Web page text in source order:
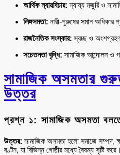
আর্থিক ন্যায়বিচার: ন্যায্য মজুরি ও
লিঙ্গসমতা: নারী-পুরুষের সমান অধিকার
রাজনৈতিক সংস্কার: স্বচ্ছ ও
সচেতনতা বৃদ্ধি: সামাজিক আন্দোলন ও
সামাজিক অসমতার
উত্তর
প্রশ্ন ১: সামাজিক অসমতা
উত্তর: সামাজিক অসমতা হলো সমাজে সম্পদ,
বণ্টন, যা বিভিন্ন গোষ্ঠীর মধ্যে বৈষম্য সৃষ্টি করে।